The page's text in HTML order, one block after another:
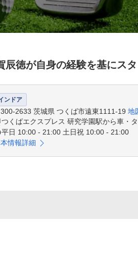
徳が自身の経験を基にス
ンドア
2633 茨城県 つくば市遠東1111-19 地
つくばエクスプレス 研究学園駅から車・
平日 10:00 - 21:00 土日祝 10:00 - 21:00
情報詳細